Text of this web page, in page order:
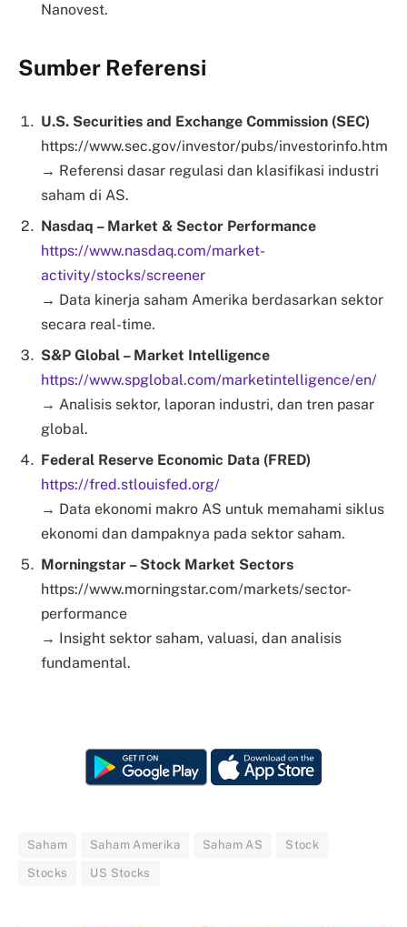
Nanovest.
Sumber Referensi
U.S. Securities and Exchange Commission (SEC)
https://www.sec.gov/investor/pubs/investorinfo.htm
→ Referensi dasar regulasi dan klasifikasi industri
saham di AS.
Nasdaq – Market & Sector Performance
https://www.nasdaq.com/market-
activity/stocks/screener
→ Data kinerja saham Amerika berdasarkan sektor
secara real-time.
S&P Global – Market Intelligence
https://www.spglobal.com/marketintelligence/en/
→ Analisis sektor, laporan industri, dan tren pasar
global.
Federal Reserve Economic Data (FRED)
https://fred.stlouisfed.org/
→ Data ekonomi makro AS untuk memahami siklus
ekonomi dan dampaknya pada sektor saham.
Morningstar – Stock Market Sectors
https://www.morningstar.com/markets/sector-
performance
→ Insight sektor saham, valuasi, dan analisis
fundamental.
Saham Saham Amerika Saham AS Stock
Stocks US Stocks